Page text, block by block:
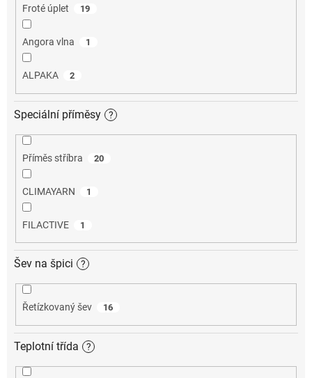
Froté úplet 19
Angora vlna 1
ALPAKA 2
Speciální příměsy ?
Příměs stříbra 20
CLIMAYARN 1
FILACTIVE 1
Šev na špici ?
Řetízkovaný šev 16
Teplotní třída ?